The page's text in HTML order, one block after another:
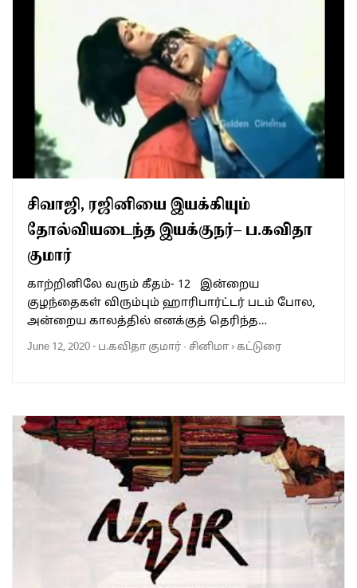
சிவாஜி, ரஜினியை இயக்கியும்
தோல்வியடைந்த இயக்குநர்– ப.கவிதா
குமார்
காற்றினிலே வரும் கீதம்- 12 இன்றைய
குழந்தைகள் விரும்பும் ஹாரிபார்ட்டர் படம் போல,
அன்றைய காலத்தில் எனக்குத் தெரிந்த…
June 12, 2020- ப.கவிதா குமார் · சினிமா›கட்டுரை